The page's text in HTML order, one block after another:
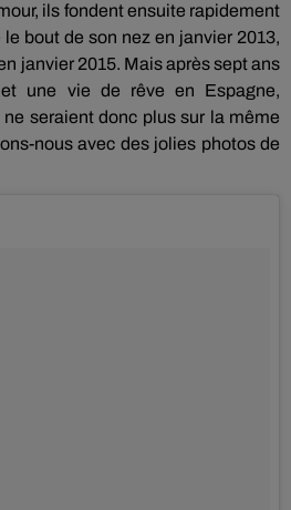
ils fondent ensuite rapidement
bout de son nez en janvier 2013,
janvier 2015. Mais après sept ans
et une vie de rêve en Espagne,
seraient donc plus sur la même
nous avec des jolies photos de